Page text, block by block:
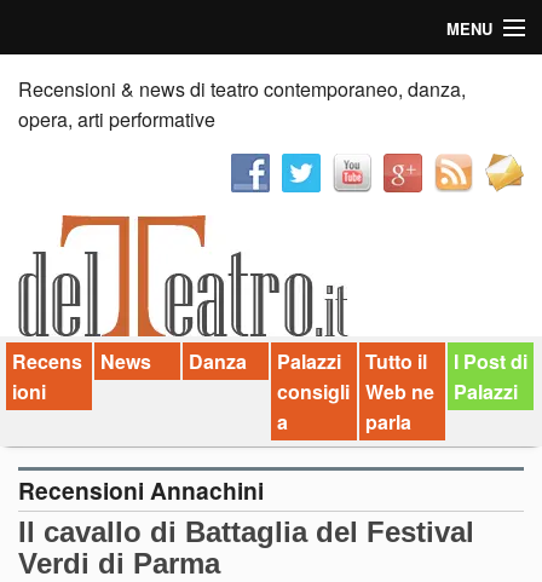
MENU
Home
Recensioni
News
Palazzi consiglia
Video
Chi siamo
Contatti
dT in English
Recensioni & news di teatro contemporaneo, danza,
opera, arti performative
Recens
ioni
News Danza
Palazzi
consigli
a
Tutto il
Web ne
parla
I Post di
Palazzi
Recensioni Annachini
Il cavallo di Battaglia del Festival
Verdi di Parma